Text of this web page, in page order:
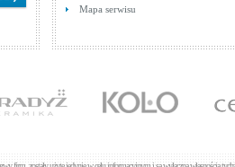
Mapa serwisu